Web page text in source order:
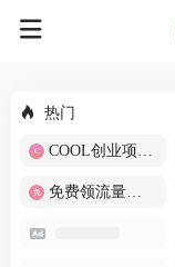
热门
COOL创业项目商城
免费领流量卡-包邮